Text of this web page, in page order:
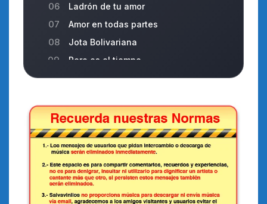
06 Ladrón de tu amor
07 Amor en todas partes
08 Jota Bolivariana
09 Pero es el tiempo
10 Es lo que le gusta a la gente